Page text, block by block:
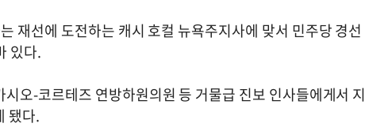
재선에 도전하는 캐시 호컬 뉴욕주지사에 맞서 민주당 경선
있다.
오-코르테즈 연방하원의원 등 거물급 진보 인사들에게서 지
됐다.